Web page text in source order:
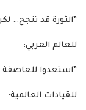
‏”الثورة قد تنجح…
‏للعالم العربي:
‏”استعدوا
‏للقيادات العالمية: